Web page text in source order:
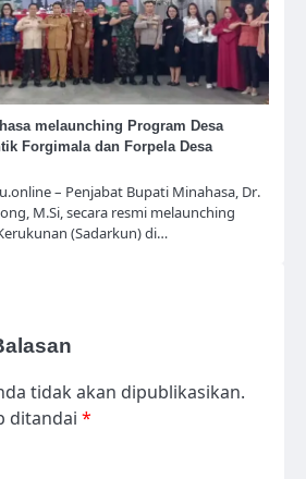
melaunching Program Desa
Forgimala dan Forpela Desa
– Penjabat Bupati Minahasa, Dr.
M.Si, secara resmi melaunching
(Sadarkun) di…
tidak akan dipublikasikan.
ditandai *